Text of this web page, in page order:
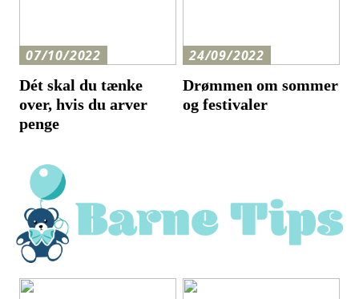
07/10/2022
Dét skal du tænke
over, hvis du arver
penge
24/09/2022
Drømmen om sommer
og festivaler